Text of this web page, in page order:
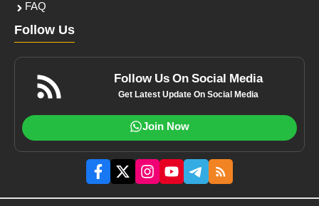
FAQ
Follow Us
Follow Us On Social Media
Get Latest Update On Social Media
Join Now